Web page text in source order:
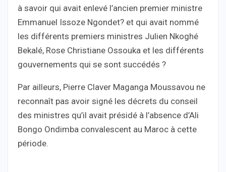
à savoir qui avait enlevé l’ancien premier ministre
Emmanuel Issoze Ngondet? et qui avait nommé
les différents premiers ministres Julien Nkoghé
Bekalé, Rose Christiane Ossouka et les différents
gouvernements qui se sont succédés ?
Par ailleurs, Pierre Claver Maganga Moussavou ne
reconnaît pas avoir signé les décrets du conseil
des ministres qu’il avait présidé à l’absence d’Ali
Bongo Ondimba convalescent au Maroc à cette
période.